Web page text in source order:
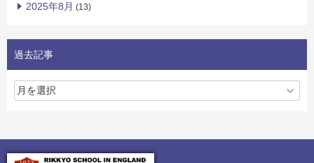
2025年8月 (13)
過去記事